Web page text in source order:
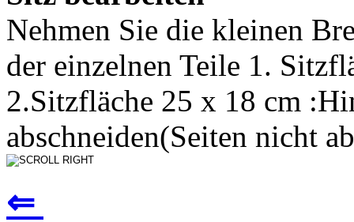
Nehmen Sie die kleinen
der einzelnen Teile 1.
2.Sitzfläche 25 x 18 cm
abschneiden(Seiten nicht
⇐